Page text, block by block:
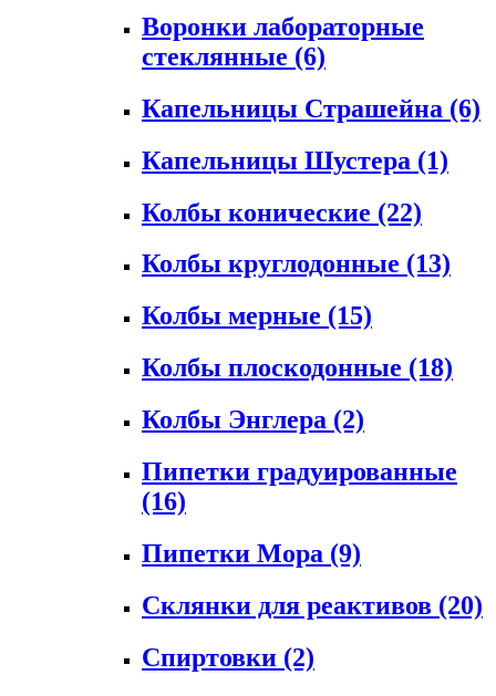
Воронки лабораторные
стеклянные (6)
Капельницы Страшейна (6)
Капельницы Шустера (1)
Колбы конические (22)
Колбы круглодонные (13)
Колбы мерные (15)
Колбы плоскодонные (18)
Колбы Энглера (2)
Пипетки градуированные
(16)
Пипетки Мора (9)
Склянки для реактивов (20)
Спиртовки (2)